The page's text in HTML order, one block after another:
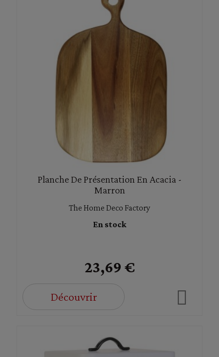
Planche De Présentation En Acacia -
Marron
The Home Deco Factory
En stock
23,69 €
Découvrir